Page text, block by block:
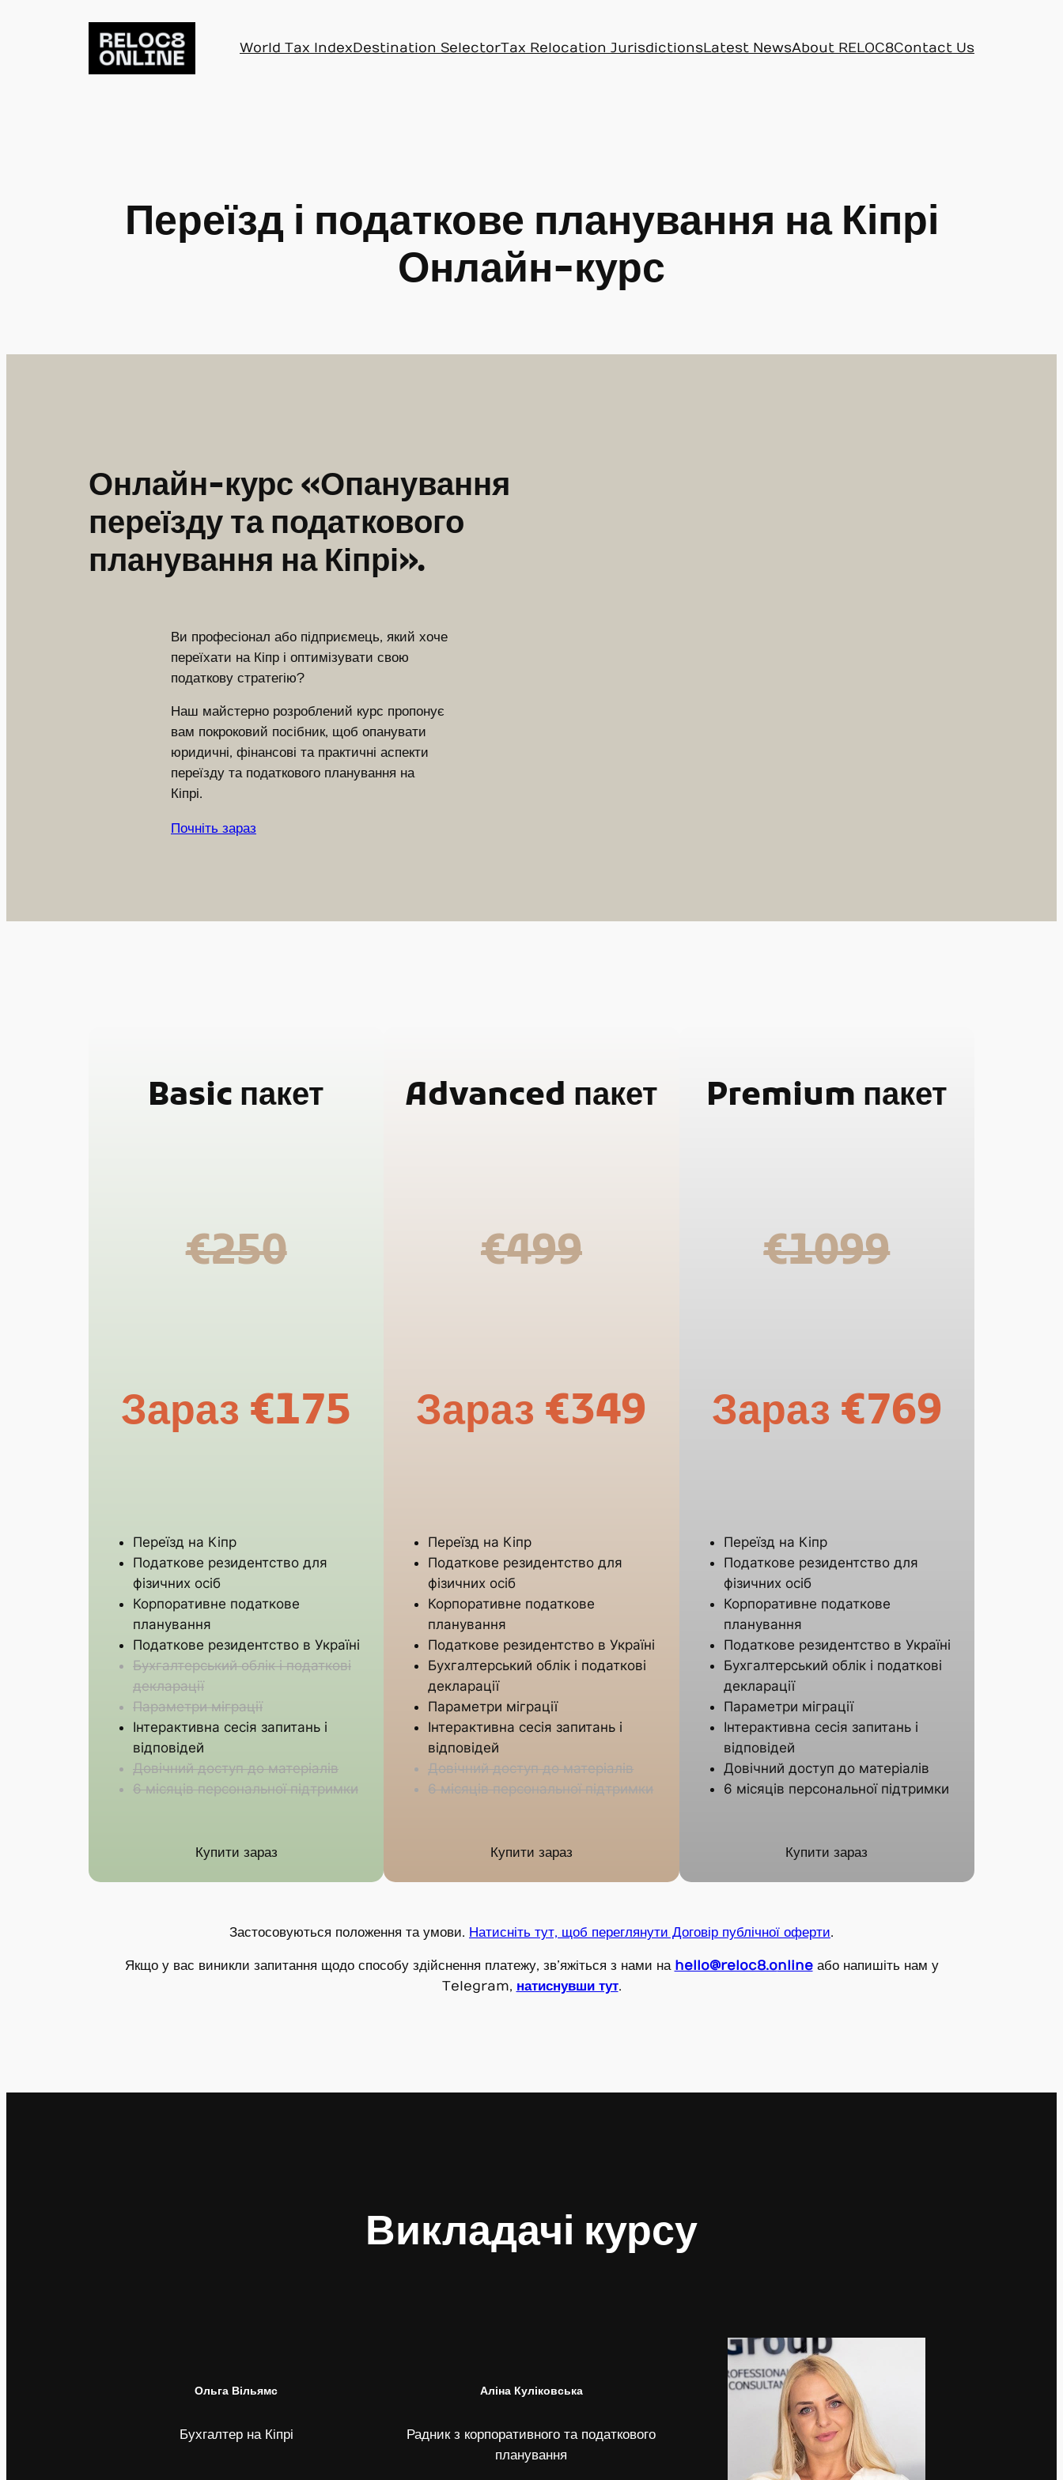
World Tax IndexDestination SelectorTax Relocation JurisdictionsLatest NewsAbout RELOC8Contact Us
Переїзд і податкове планування на Кіпрі
Онлайн-курс
Онлайн-курс «Опанування
переїзду та податкового
планування на Кіпрі».
Ви професіонал або підприємець, який хоче
переїхати на Кіпр і оптимізувати свою
податкову стратегію?
Наш майстерно розроблений курс пропонує
вам покроковий посібник, щоб опанувати
юридичні, фінансові та практичні аспекти
переїзду та податкового планування на
Кіпрі.
Почніть зараз
Basic пакет
€250
Зараз €175
Переїзд на Кіпр
Податкове резидентство для
фізичних осіб
Корпоративне податкове
планування
Податкове резидентство в Україні
Бухгалтерський облік і податкові
декларації
Параметри міграції
Інтерактивна сесія запитань і
відповідей
Довічний доступ до матеріалів
6 місяців персональної підтримки
Купити зараз
Advanced пакет
€499
Зараз €349
Переїзд на Кіпр
Податкове резидентство для
фізичних осіб
Корпоративне податкове
планування
Податкове резидентство в Україні
Бухгалтерський облік і податкові
декларації
Параметри міграції
Інтерактивна сесія запитань і
відповідей
Довічний доступ до матеріалів
6 місяців персональної підтримки
Купити зараз
Premium пакет
€1099
Зараз €769
Переїзд на Кіпр
Податкове резидентство для
фізичних осіб
Корпоративне податкове
планування
Податкове резидентство в Україні
Бухгалтерський облік і податкові
декларації
Параметри міграції
Інтерактивна сесія запитань і
відповідей
Довічний доступ до матеріалів
6 місяців персональної підтримки
Купити зараз
Застосовуються положення та умови. Натисніть тут, щоб переглянути Договір публічної оферти.
Якщо у вас виникли запитання щодо способу здійснення платежу, зв’яжіться з нами на hello@reloc8.onlineабо напишіть нам у
Telegram, натиснувши тут.
Викладачі курсу
Ольга Вільямс
Бухгалтер на Кіпрі
Аліна Куліковська
Радник з корпоративного та податкового
планування